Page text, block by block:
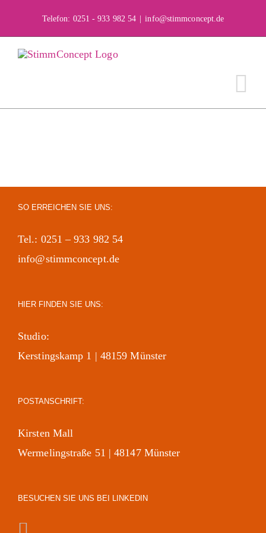
content
Telefon: 0251 - 933 982 54 info@stimmconcept.de
SO ERREICHEN SIE UNS:
Tel.: 0251 – 933 982 54
info@stimmconcept.de
HIER FINDEN SIE UNS:
Studio:
Kerstingskamp 1 | 48159 Münster
POSTANSCHRIFT:
Kirsten Mall
Wermelingstraße 51 | 48147 Münster
BESUCHEN SIE UNS BEI LINKEDIN